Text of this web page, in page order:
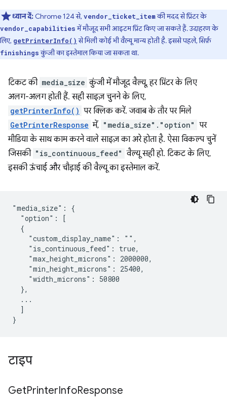
ध्यान दें: Chrome 124 से, vendor_ticket_itemकी मदद से प्रिंटर के
vendor_capabilitiesमें मौजूद सभी आइटम प्रिंट किए जा सकते हैं. उदाहरण के
लिए, getPrinterInfo() से मिली कोई भी वैल्यू मान्य होती है. इससे पहले, सिर्फ़
finishingsकुंजी का इस्तेमाल किया जा सकता था.
टिकट की media_size कुंजी में मौजूद वैल्यू, हर प्रिंटर के लिए
अलग-अलग होती हैं. सही साइज़ चुनने के लिए,
getPrinterInfo() पर क्लिक करें. जवाब के तौर पर मिले
GetPrinterResponse में, "media_size"."option" पर
मीडिया के साथ काम करने वाले साइज़ का अरे होता है. ऐसा विकल्प चुनें
जिसकी "is_continuous_feed" वैल्यू सही हो. टिकट के लिए,
इसकी ऊंचाई और चौड़ाई की वैल्यू का इस्तेमाल करें.
"media_size": {
  "option": [
  {
    "custom_display_name": "",
    "is_continuous_feed": true,
    "max_height_microns": 2000000,
    "min_height_microns": 25400,
    "width_microns": 50800
  },
  ...
  ]
टाइप
GetPrinterInfoResponse